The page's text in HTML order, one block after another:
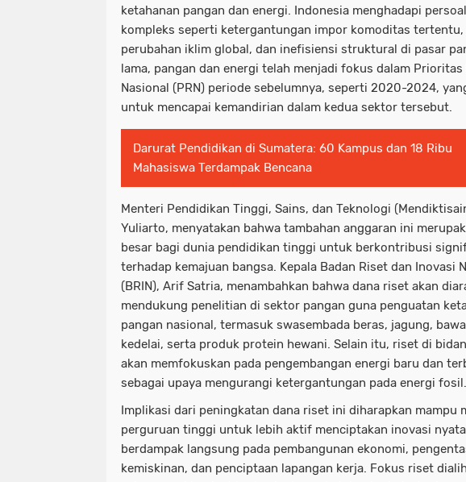
ketahanan pangan dan energi. Indonesia menghadapi
kompleks seperti ketergantungan impor komoditas tertentu,
perubahan iklim global, dan inefisiensi struktural di pasar
lama, pangan dan energi telah menjadi fokus dalam Prioritas
Nasional (PRN) periode sebelumnya, seperti 2020-2024,
untuk mencapai kemandirian dalam kedua sektor tersebut.
Darurat Pendidikan di Sumatera: 60 Kampus dan 18 Ribu
Mahasiswa Terdampak Bencana
Menteri Pendidikan Tinggi, Sains, dan Teknologi
Yuliarto, menyatakan bahwa tambahan anggaran ini
besar bagi dunia pendidikan tinggi untuk berkontribusi
terhadap kemajuan bangsa. Kepala Badan Riset dan Inovasi
(BRIN), Arif Satria, menambahkan bahwa dana riset akan
mendukung penelitian di sektor pangan guna penguatan
pangan nasional, termasuk swasembada beras, jagung,
kedelai, serta produk protein hewani. Selain itu, riset di
akan memfokuskan pada pengembangan energi baru dan
sebagai upaya mengurangi ketergantungan pada energi fosil.
Implikasi dari peningkatan dana riset ini diharapkan mampu
perguruan tinggi untuk lebih aktif menciptakan inovasi
berdampak langsung pada pembangunan ekonomi,
kemiskinan, dan penciptaan lapangan kerja. Fokus riset